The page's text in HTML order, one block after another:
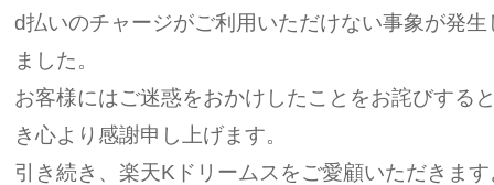
d払いのチャージがご利用いただけない事象が発
ました。
お客様にはご迷惑をおかけしたことをお詫びする
き心より感謝申し上げます。
引き続き、楽天Kドリームスをご愛顧いただきま